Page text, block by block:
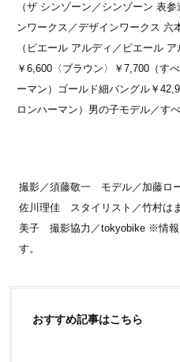
（ザ シンゾーン／シンゾーン 表
ンワークス／デザインワークス 六
（ピエール アルディ／ピエール
￥6,600〈ブラウン〉￥7,700（す
ーマン）ゴールド細バングル￥
ロンハーマン）男の子モデル／す
撮影／須藤敬一 モデル／加藤ロ
佐川理佳 スタイリスト／竹村は
美子 撮影協力／tokyobike ※情報
す。
おすすめ記事はこちら